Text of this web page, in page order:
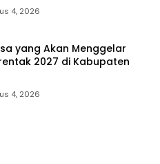
4, 2026
yang Akan Menggelar
2027 di Kabupaten
4, 2026